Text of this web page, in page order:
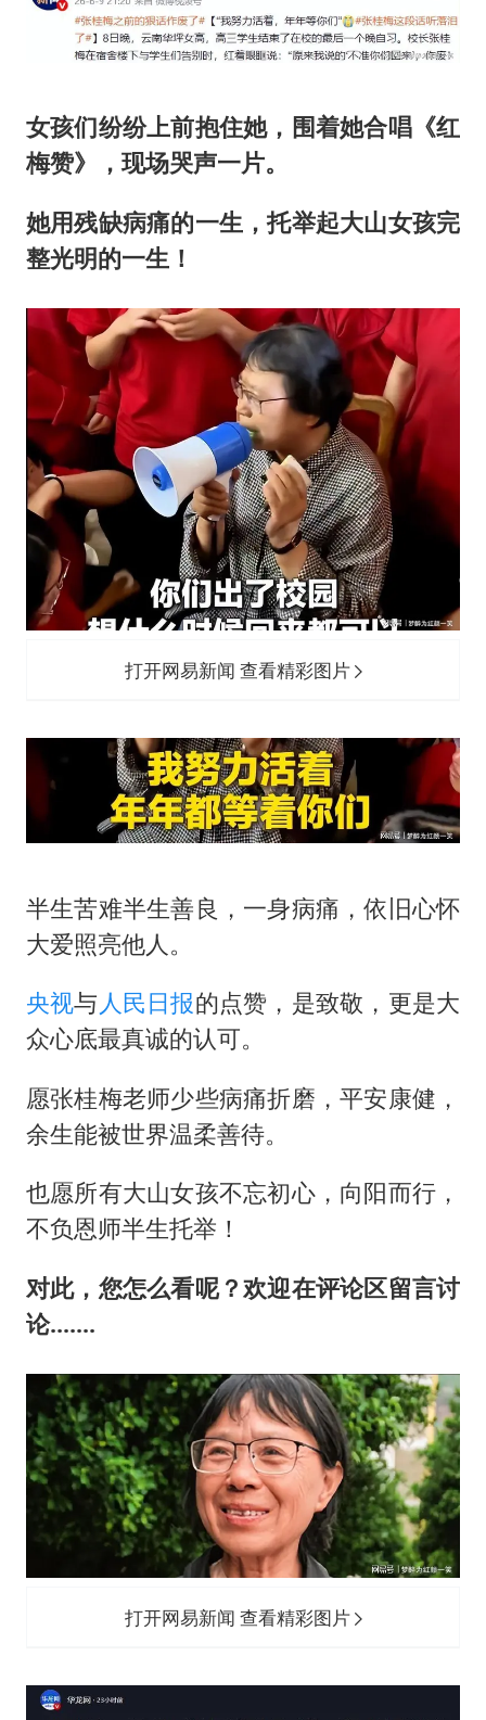
女孩们纷纷上前抱住她，围着她合唱《红
梅赞》，现场哭声一片。
她用残缺病痛的一生，托举起大山女孩完
整光明的一生！
打开网易新闻 查看精彩图片
半生苦难半生善良，一身病痛，依旧心怀
大爱照亮他人。
央视与人民日报的点赞，是致敬，更是大
众心底最真诚的认可。
愿张桂梅老师少些病痛折磨，平安康健，
余生能被世界温柔善待。
也愿所有大山女孩不忘初心，向阳而行，
不负恩师半生托举！
对此，您怎么看呢？欢迎在评论区留言讨
论.......
打开网易新闻 查看精彩图片